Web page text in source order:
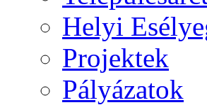
Helyi
Projektek
Pályázatok